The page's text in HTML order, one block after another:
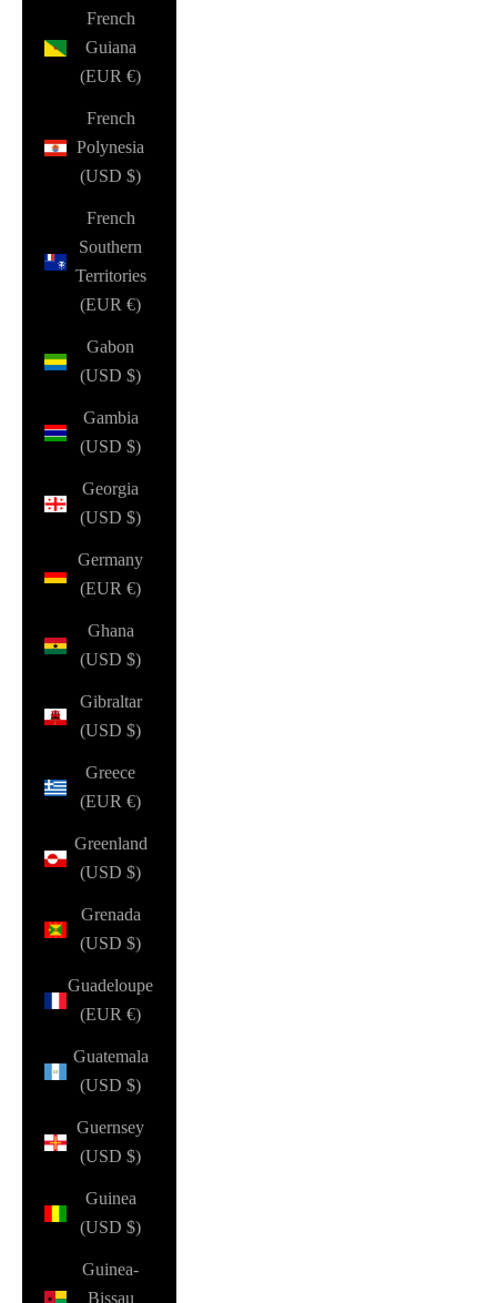
French
Guiana
(EUR €)
French
Polynesia
(USD $)
French
Southern
Territories
(EUR €)
Gabon
(USD $)
Gambia
(USD $)
Georgia
(USD $)
Germany
(EUR €)
Ghana
(USD $)
Gibraltar
(USD $)
Greece
(EUR €)
Greenland
(USD $)
Grenada
(USD $)
Guadeloupe
(EUR €)
Guatemala
(USD $)
Guernsey
(USD $)
Guinea
(USD $)
Guinea-
Bissau